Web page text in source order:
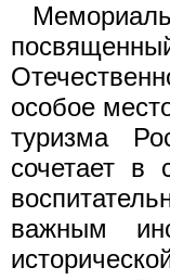
особое
туризма
сочетает в
важным